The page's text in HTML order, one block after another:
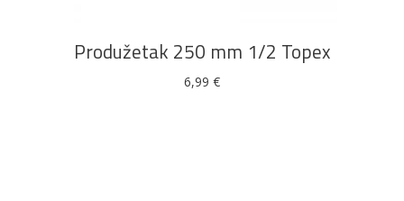
Produžetak 250 mm 1/2 Topex
6,99 €